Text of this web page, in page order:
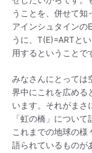
うことを、併せて知
アインシュタインの
うに、T(E)=ARTと
用するということで
みなさんにとっては
界中にこれを広める
います。それがまさ
「虹の橋」について
これまでの地球の様
語られているものが